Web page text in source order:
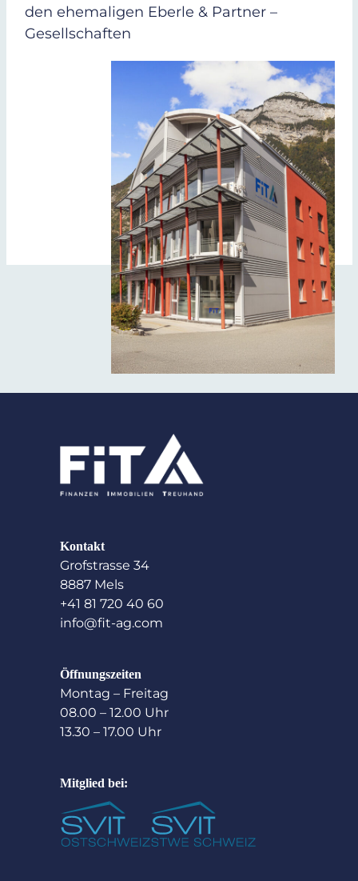
den ehemaligen Eberle & Partner –
Gesellschaften
Kontakt
Grofstrasse 34
8887 Mels
+41 81 720 40 60
info@fit-ag.com
Öffnungszeiten
Montag – Freitag
08.00 – 12.00 Uhr
13.30 – 17.00 Uhr
Mitglied bei: